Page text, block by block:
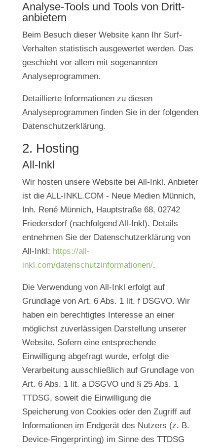
Analyse-Tools und Tools von Dritt­
anbietern
Beim Besuch dieser Website kann Ihr Surf-
Verhalten statistisch ausgewertet werden. Das
geschieht vor allem mit sogenannten
Analyseprogrammen.
Detaillierte Informationen zu diesen
Analyseprogrammen finden Sie in der folgenden
Datenschutzerklärung.
2. Hosting
All-Inkl
Wir hosten unsere Website bei All-Inkl. Anbieter
ist die ALL-INKL.COM - Neue Medien Münnich,
Inh. René Münnich, Hauptstraße 68, 02742
Friedersdorf (nachfolgend All-Inkl). Details
entnehmen Sie der Datenschutzerklärung von
All-Inkl: https://all-
inkl.com/datenschutzinformationen/.
Die Verwendung von All-Inkl erfolgt auf
Grundlage von Art. 6 Abs. 1 lit. f DSGVO. Wir
haben ein berechtigtes Interesse an einer
möglichst zuverlässigen Darstellung unserer
Website. Sofern eine entsprechende
Einwilligung abgefragt wurde, erfolgt die
Verarbeitung ausschließlich auf Grundlage von
Art. 6 Abs. 1 lit. a DSGVO und § 25 Abs. 1
TTDSG, soweit die Einwilligung die
Speicherung von Cookies oder den Zugriff auf
Informationen im Endgerät des Nutzers (z. B.
Device-Fingerprinting) im Sinne des TTDSG